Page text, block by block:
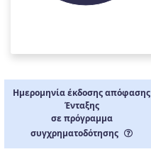
Ημερομηνία έκδοσης απόφασης
Ένταξης
σε πρόγραμμα
συγχρηματοδότησης